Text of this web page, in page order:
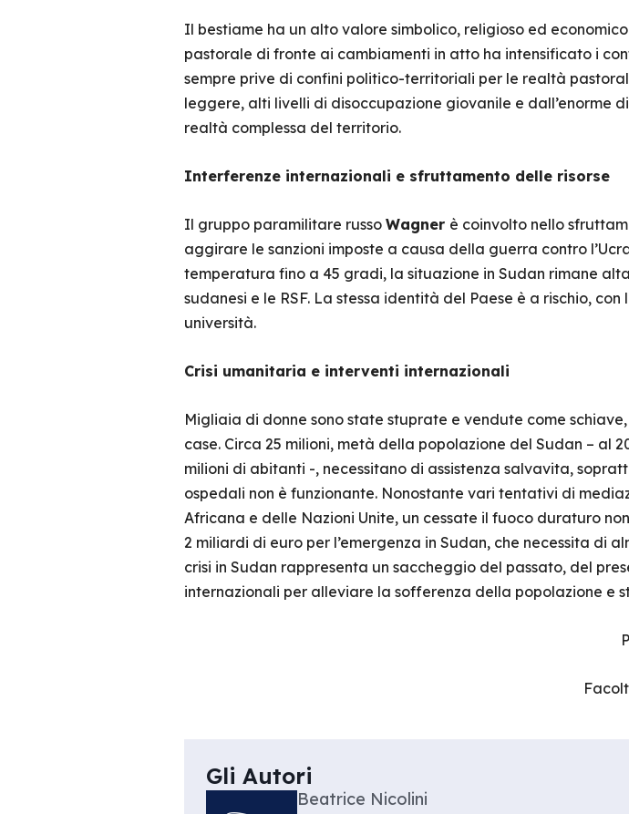
Il bestiame ha un alto valore simbolico, religioso ed
pastorale di fronte ai cambiamenti in atto ha intensificato i
sempre prive di confini politico-territoriali per le realtà
leggere, alti livelli di disoccupazione giovanile e dall’enorme
realtà complessa del territorio.
Interferenze internazionali e sfruttamento delle risorse
Il gruppo paramilitare russo Wagner è coinvolto nello
aggirare le sanzioni imposte a causa della guerra contro
temperatura fino a 45 gradi, la situazione in Sudan rimane
sudanesi e le RSF. La stessa identità del Paese è a rischio,
università.
Crisi umanitaria e interventi internazionali
Migliaia di donne sono state stuprate e vendute come
case. Circa 25 milioni, metà della popolazione del Sudan – al
milioni di abitanti -, necessitano di assistenza salvavita,
ospedali non è funzionante. Nonostante vari tentativi di
Africana e delle Nazioni Unite, un cessate il fuoco duraturo
2 miliardi di euro per l’emergenza in Sudan, che necessita di
crisi in Sudan rappresenta un saccheggio del passato, del
internazionali per alleviare la sofferenza della popolazione e
Gli Autori
Beatrice Nicolini